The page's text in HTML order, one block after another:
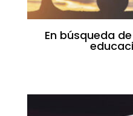
En búsqueda